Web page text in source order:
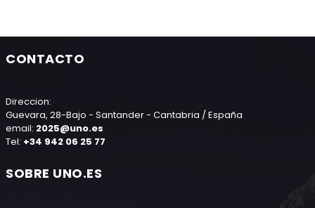
CONTACTO
Direccion:
Guevara, 28-Bajo - Santander - Cantabria / España
email: 2025@uno.es
Tel: +34 942 06 25 77
SOBRE UNO.ES